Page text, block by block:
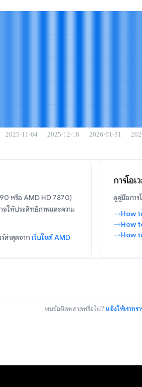
หรือ AMD HD 7870)
จให้ประสิทธิภาพและความ
ล่าสุดจาก เว็บไซต์ AMD
การโอเ
ดูคู่มือการ
How
How
How
พบข้อผิดพลาดหรือไม่? แจ้งให้เราทร